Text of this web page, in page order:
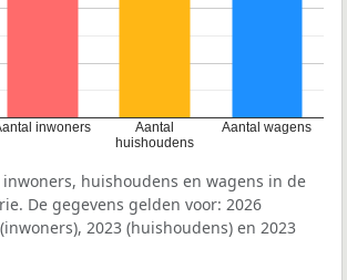
inwoners
Aantal
huishoudens
Aantal wagens
huishoudens en wagens in de
De gegevens gelden voor: 2026
2023 (huishoudens) en 2023